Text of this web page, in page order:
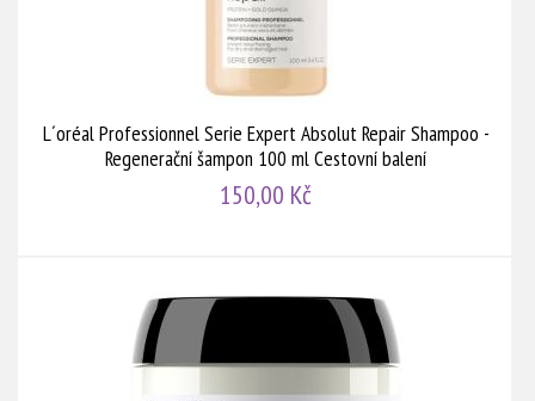
L´oréal Professionnel Serie Expert Absolut Repair Shampoo -
Regenerační šampon 100 ml Cestovní balení
150,00 Kč